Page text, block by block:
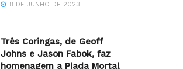
8 DE JUNHO DE 2023
Três Coringas, de Geoff
Johns e Jason Fabok, faz
homenagem a Piada Mortal